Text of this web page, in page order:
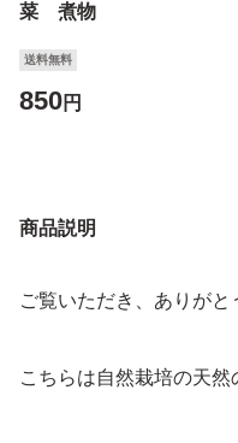
菜 煮物
送料無料
850円
商品説明
ご覧いただき、ありが
こちらは自然栽培の天然